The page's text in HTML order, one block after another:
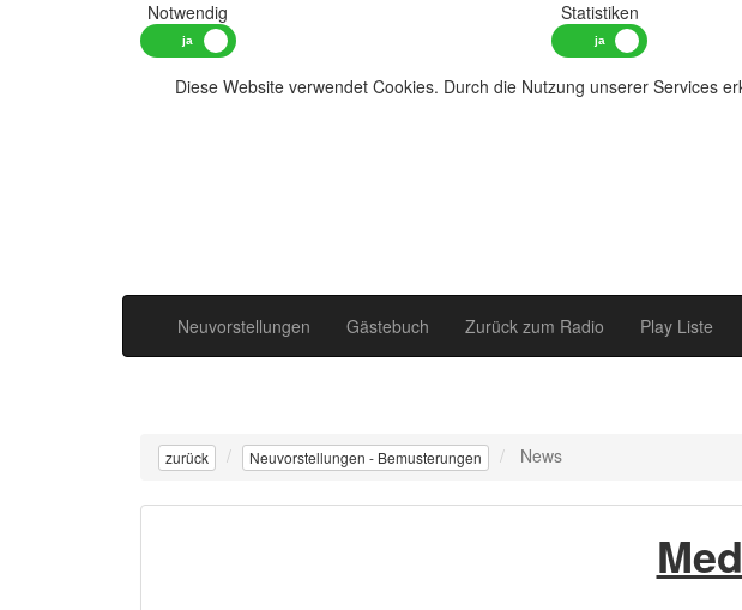
Notwendig Statistiken
Diese Website verwendet Cookies. Durch die Nutzung unserer Services
Neuvorstellungen Gästebuch Zurück zum Radio Play Liste
zurück Neuvorstellungen - Bemusterungen News